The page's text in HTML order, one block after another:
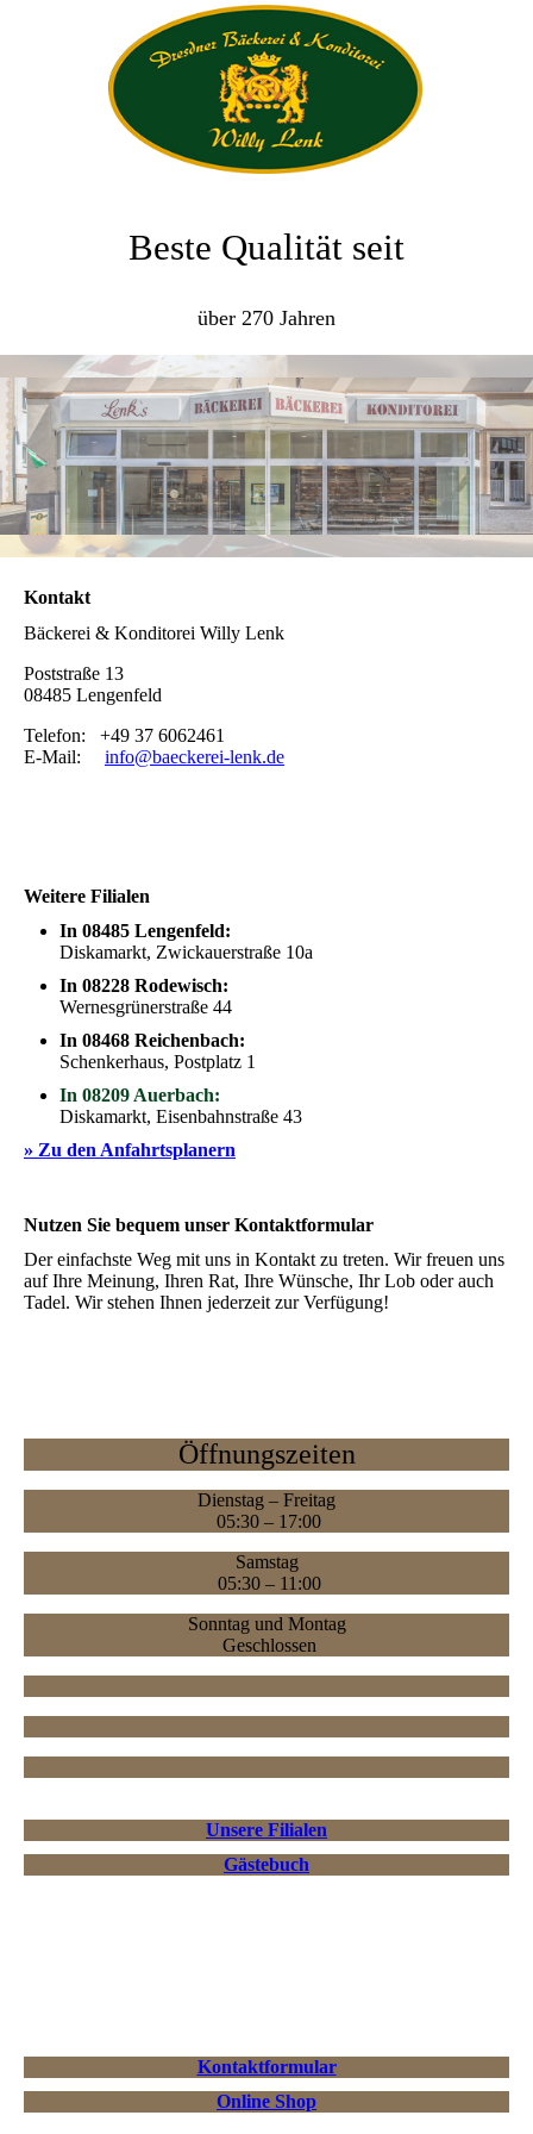
Beste Qualität seit
über 270 Jahren
Kontakt
Bäckerei & Konditorei Willy Lenk
Poststraße 13
08485 Lengenfeld
Telefon: +49 37 6062461
E-Mail: info@baeckerei-lenk.de
Weitere Filialen
In 08485 Lengenfeld:
Diskamarkt, Zwickauerstraße 10a
In 08228 Rodewisch:
Wernesgrünerstraße 44
In 08468 Reichenbach:
Schenkerhaus, Postplatz 1
In 08209 Auerbach:
Diskamarkt, Eisenbahnstraße 43
» Zu den Anfahrtsplanern
Nutzen Sie bequem unser Kontaktformular
Der einfachste Weg mit uns in Kontakt zu treten. Wir freuen uns
auf Ihre Meinung, Ihren Rat, Ihre Wünsche, Ihr Lob oder auch
Tadel. Wir stehen Ihnen jederzeit zur Verfügung!
Öffnungszeiten
Dienstag – Freitag
05:30 – 17:00
Samstag
05:30 – 11:00
Sonntag und Montag
Geschlossen
Unsere Filialen
Gästebuch
Kontaktformular
Online Shop